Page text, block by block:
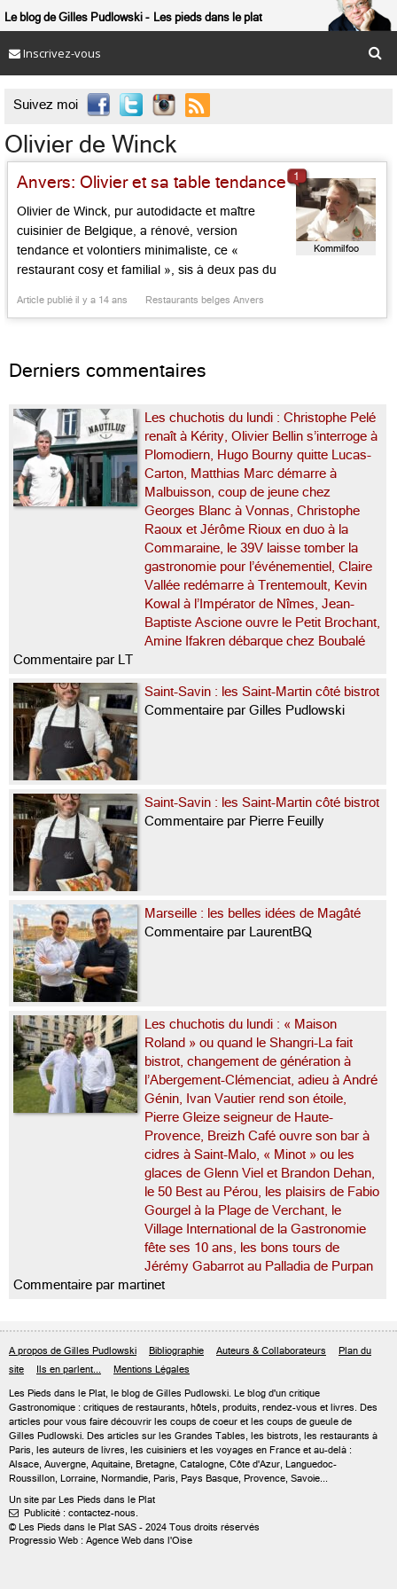
Le blog de Gilles Pudlowski Les pieds dans le plat
Inscrivez-vous
Suivez moi 
Olivier de Winck
Anvers: Olivier et sa table tendance
Olivier de Winck, pur autodidacte et maître
cuisinier de Belgique, a rénové, version
tendance et volontiers minimaliste, ce «
restaurant cosy et familial », sis à deux pas du
jusqu’à en 2017). Le pressé de veau au boudin
Article publié il y a 14 ans Restaurants belges Anvers
Kommilfoo
1
Derniers commentaires
Les chuchotis du lundi : Christophe Pelé
renaît à Kérity, Olivier Bellin s’interroge à
Plomodiern, Hugo Bourny quitte Lucas-
Carton, Matthias Marc démarre à
Malbuisson, coup de jeune chez
Georges Blanc à Vonnas, Christophe
Raoux et Jérôme Rioux en duo à la
Commaraine, le 39V laisse tomber la
gastronomie pour l’événementiel, Claire
Vallée redémarre à Trentemoult, Kevin
Kowal à l’Impérator de Nîmes, Jean-
Baptiste Ascione ouvre le Petit Brochant,
Amine Ifakren débarque chez Boubalé
Commentaire par LT
Saint-Savin : les Saint-Martin côté bistrot
Commentaire par Gilles Pudlowski
Saint-Savin : les Saint-Martin côté bistrot
Commentaire par Pierre Feuilly
Marseille : les belles idées de Magâté
Commentaire par LaurentBQ
Les chuchotis du lundi : « Maison
Roland » ou quand le Shangri-La fait
bistrot, changement de génération à
l’Abergement-Clémenciat, adieu à André
Génin, Ivan Vautier rend son étoile,
Pierre Gleize seigneur de Haute-
Provence, Breizh Café ouvre son bar à
cidres à Saint-Malo, « Minot » ou les
glaces de Glenn Viel et Brandon Dehan,
le 50 Best au Pérou, les plaisirs de Fabio
Gourgel à la Plage de Verchant, le
Village International de la Gastronomie
fête ses 10 ans, les bons tours de
Jérémy Gabarrot au Palladia de Purpan
Commentaire par martinet
A propos de Gilles Pudlowski Bibliographie Auteurs & Collaborateurs
Plan du
site
Ils en parlent... Mentions Légales
Les Pieds dans le Plat, le blog de Gilles Pudlowski. Le blog d'un critique
Gastronomique : critiques de restaurants, hôtels, produits, rendez-vous et livres. Des
articles pour vous faire découvrir les coups de coeur et les coups de gueule de
Gilles Pudlowski. Des articles sur les Grandes Tables, les bistrots, les restaurants à
Paris, les auteurs de livres, les cuisiniers et les voyages en France et au-delà :
Alsace, Auvergne, Aquitaine, Bretagne, Catalogne, Côte d'Azur, Languedoc-
Roussillon, Lorraine, Normandie, Paris, Pays Basque, Provence, Savoie...
Un site par Les Pieds dans le Plat
 Publicité : contactez-nous.
© Les Pieds dans le Plat SAS - 2024 Tous droits réservés
Progressio Web : Agence Web dans l'Oise